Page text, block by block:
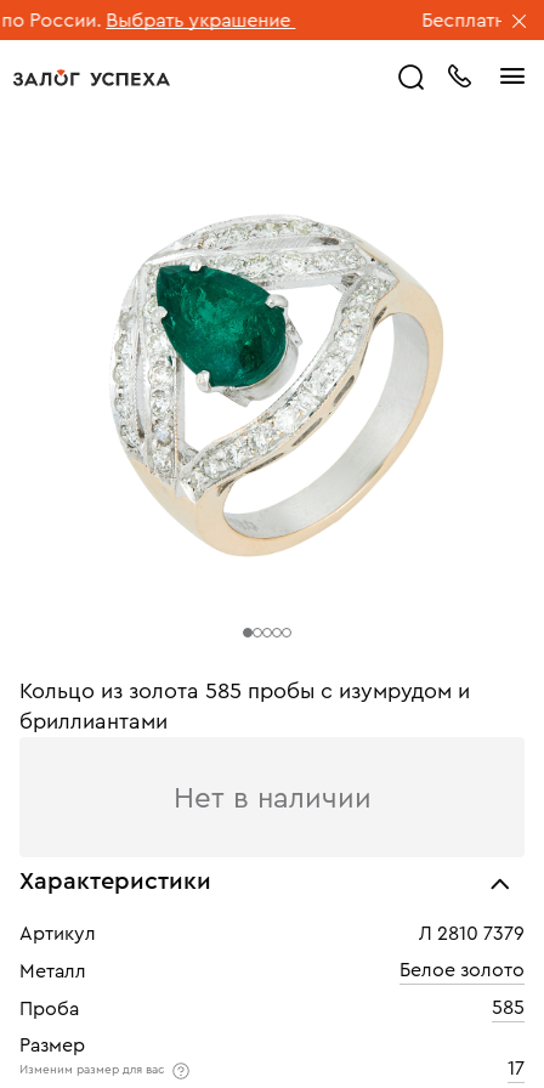
России. Выбрать украшение Бесплатная
Кольцо из золота 585 пробы c изумрудом и
бриллиантами
Нет в наличии
Характеристики
Артикул
Л 2810 7379
Металл
Белое золото
Проба
585
Размер
Изменим размер для вас
17